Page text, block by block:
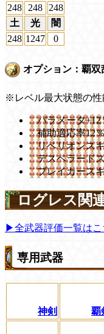
248
248
248
土
光
闇
248 1247 0
オプション：覇双
※レベル最大状態の性
パラメータ+12
補助適応率12
リベリオンス
デスペラード
ブレイカース
ログレス関
▶全武器評価一覧はこ
専用武器
神剣 覇